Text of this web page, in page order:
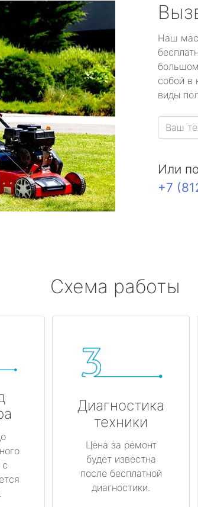
Наш
собой в
виды
Или
+7
Схема работы
Диагностика
техники
Цена за ремонт
будет известна
после бесплатной
диагностики.